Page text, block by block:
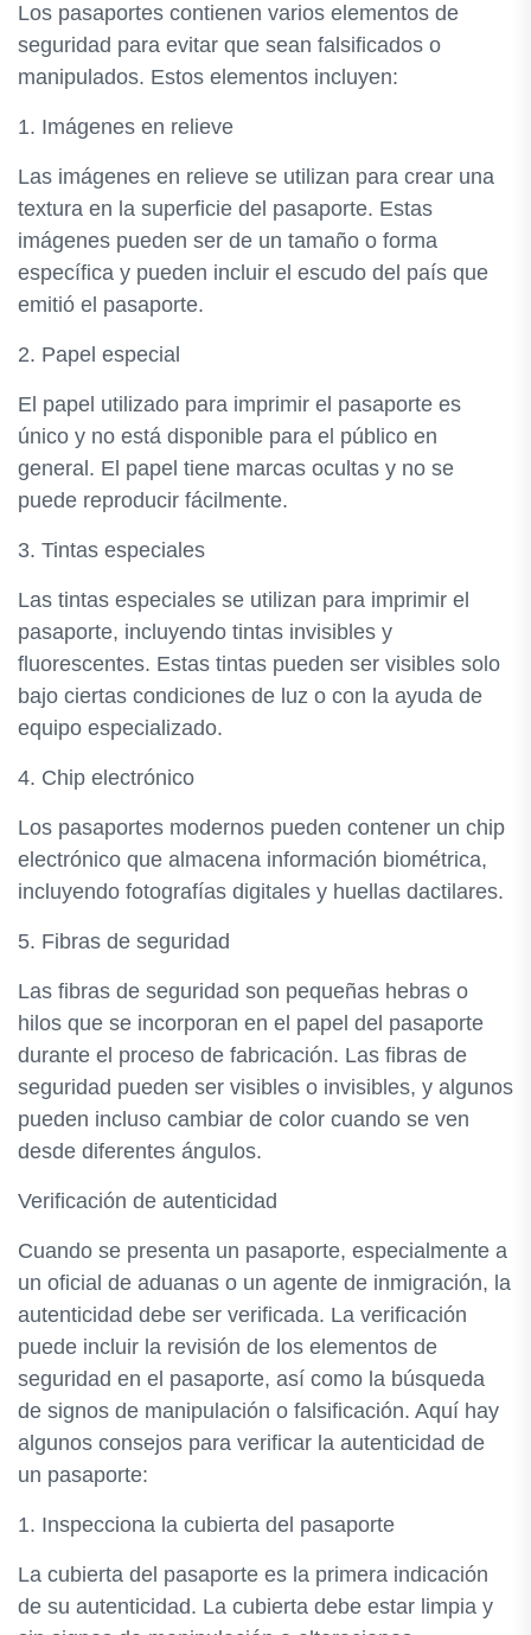
Los pasaportes contienen varios elementos de
seguridad para evitar que sean falsificados o
manipulados. Estos elementos incluyen:
1. Imágenes en relieve
Las imágenes en relieve se utilizan para crear una
textura en la superficie del pasaporte. Estas
imágenes pueden ser de un tamaño o forma
específica y pueden incluir el escudo del país que
emitió el pasaporte.
2. Papel especial
El papel utilizado para imprimir el pasaporte es
único y no está disponible para el público en
general. El papel tiene marcas ocultas y no se
puede reproducir fácilmente.
3. Tintas especiales
Las tintas especiales se utilizan para imprimir el
pasaporte, incluyendo tintas invisibles y
fluorescentes. Estas tintas pueden ser visibles solo
bajo ciertas condiciones de luz o con la ayuda de
equipo especializado.
4. Chip electrónico
Los pasaportes modernos pueden contener un chip
electrónico que almacena información biométrica,
incluyendo fotografías digitales y huellas dactilares.
5. Fibras de seguridad
Las fibras de seguridad son pequeñas hebras o
hilos que se incorporan en el papel del pasaporte
durante el proceso de fabricación. Las fibras de
seguridad pueden ser visibles o invisibles, y algunos
pueden incluso cambiar de color cuando se ven
desde diferentes ángulos.
Verificación de autenticidad
Cuando se presenta un pasaporte, especialmente a
un oficial de aduanas o un agente de inmigración, la
autenticidad debe ser verificada. La verificación
puede incluir la revisión de los elementos de
seguridad en el pasaporte, así como la búsqueda
de signos de manipulación o falsificación. Aquí hay
algunos consejos para verificar la autenticidad de
un pasaporte:
1. Inspecciona la cubierta del pasaporte
La cubierta del pasaporte es la primera indicación
de su autenticidad. La cubierta debe estar limpia y